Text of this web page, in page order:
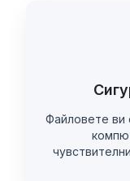
Файловете ви